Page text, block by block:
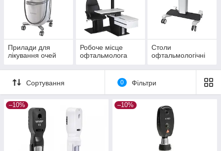
Прилади для
лікування очей
Робоче місце
офтальмолога
Столи
офтальмологічні
Сортування 0 Фільтри
–10% –10%